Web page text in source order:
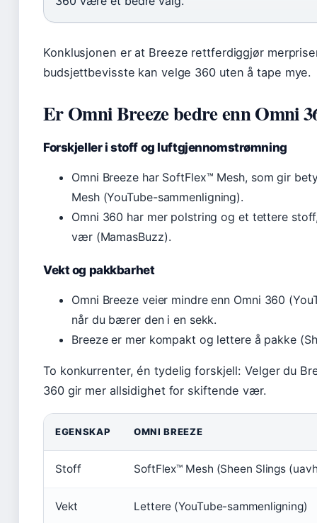
Konklusjonen er at Breeze rettferdiggjør
budsjettbevisste kan velge 360 uten å tape mye.
Er Omni Breeze bedre enn Omni
Forskjeller i stoff og luftgjennomstrømning
Omni Breeze har SoftFlex™ Mesh, som gir
Mesh (YouTube-sammenligning).
Omni 360 har mer polstring og et tettere
vær (MamasBuzz).
Vekt og pakkbarhet
Omni Breeze veier mindre enn Omni 360
når du bærer den i en sekk.
Breeze er mer kompakt og lettere å pakke
To konkurrenter, én tydelig forskjell: Velger du
360 gir mer allsidighet for skiftende vær.
EGENSKAP OMNI BREEZE
Stoff SoftFlex™ Mesh (Sheen Slings
Vekt Lettere (YouTube-sammenligning)